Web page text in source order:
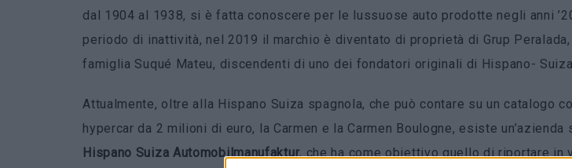
dal 1904 al 1938, si è fatta conoscere per le lussuose auto prodotte negli anni
periodo di inattività, nel 2019 il marchio è diventato di proprietà di Grup
famiglia Suqué Mateu, discendenti di uno dei fondatori originali di Hispano-
Attualmente, oltre alla Hispano Suiza spagnola, che può contare su un catalogo
hypercar da 2 milioni di euro, la Carmen e la Carmen Boulogne, esiste un’azienda
Hispano Suiza Automobilmanufaktur, che ha come obiettivo quello di riportare in